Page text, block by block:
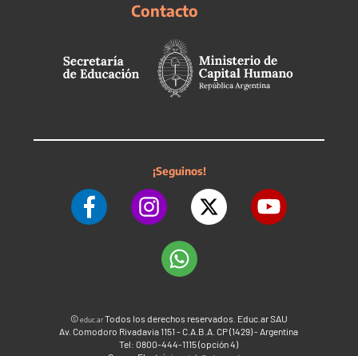
Contacto
¡Seguinos!
©educ.arTodos los derechos reservados. Educ.ar SAU
Av. Comodoro Rivadavia 1151 - C.A.B.A. CP (1429) - Argentina
Tel: 0800-444-1115 (opción 4)